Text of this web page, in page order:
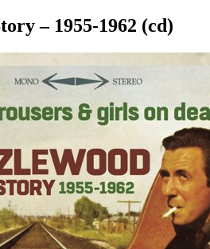
– 1955-1962 (cd)